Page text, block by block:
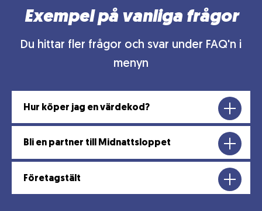
Exempel på vanliga frågor
Du hittar fler frågor och svar under FAQ'n i
menyn
Hur köper jag en värdekod?
Bli en partner till Midnattsloppet
Företagstält